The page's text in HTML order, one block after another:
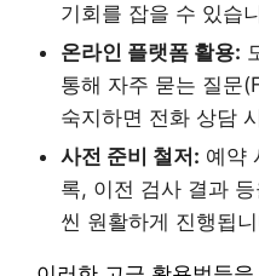
기회를 잡을 수 있습
온라인 플랫폼 활용:
통해 자주 묻는 질문
숙지하면 전화 상담
사전 준비 철저: 예약
록, 이전 검사 결과
씬 원활하게 진행됩